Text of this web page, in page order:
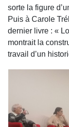
sorte la figure
Puis à Carole
dernier livre : «
montrait la
travail d’un